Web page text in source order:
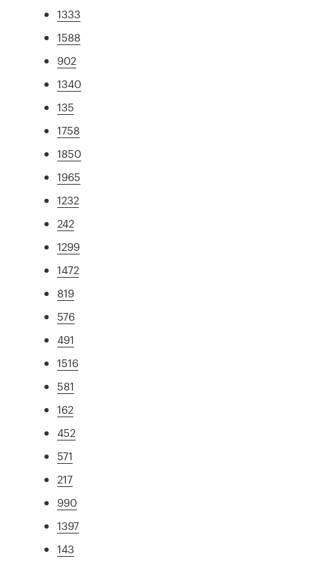
1333
1588
902
1340
135
1758
1850
1965
1232
242
1299
1472
819
576
491
1516
581
162
452
571
217
990
1397
143